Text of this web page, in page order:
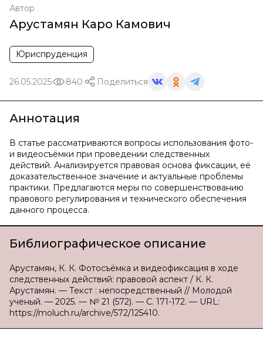
Автор
Арустамян Каро Камович
Юриспруденция
26.05.2025 840 Поделиться
Аннотация
В статье рассматриваются вопросы использования фото-
и видеосъёмки при проведении следственных
действий. Анализируется правовая основа фиксации, её
доказательственное значение и актуальные проблемы
практики. Предлагаются меры по совершенствованию
правового регулирования и технического обеспечения
данного процесса.
Библиографическое описание
Арустамян, К. К. Фотосъёмка и видеофиксация в ходе
следственных действий: правовой аспект / К. К.
Арустамян. — Текст : непосредственный // Молодой
ученый. — 2025. — № 21 (572). — С. 171-172. — URL:
https://moluch.ru/archive/572/125410.